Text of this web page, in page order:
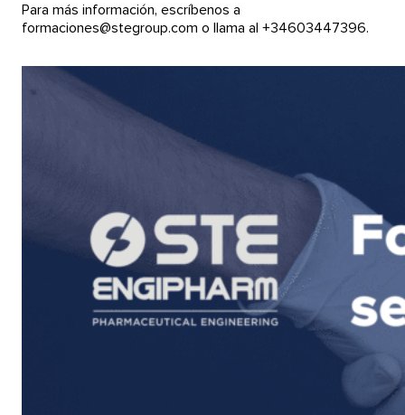
Para más información, escríbenos a
formaciones@stegroup.com o llama al +34603447396.